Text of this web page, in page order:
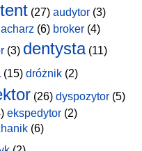
(27) audytor (3)
(6) broker (4)
(3) dentysta(11)
(15) dróżnik (2)
(26) dyspozytor (5)
ekspedytor (2)
(6)